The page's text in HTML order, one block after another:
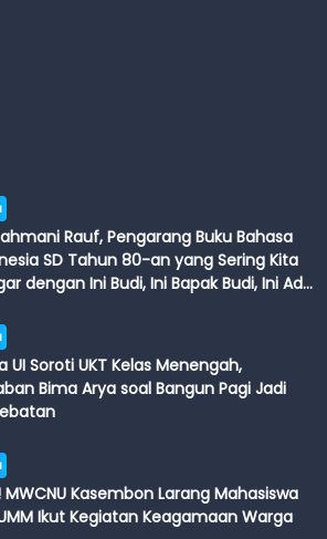
Rauf, Pengarang Buku Bahasa
SD Tahun 80-an yang Sering Kita
dengan Ini Budi, Ini Bapak Budi, Ini Adik
UI Soroti UKT Kelas Menengah,
Bima Arya soal Bangun Pagi Jadi
MWCNU Kasembon Larang Mahasiswa
Ikut Kegiatan Keagamaan Warga